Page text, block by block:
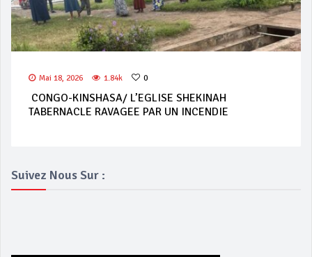
Mai 18, 2026 1.84k 0
CONGO-KINSHASA/ L’EGLISE SHEKINAH
TABERNACLE RAVAGEE PAR UN INCENDIE
Suivez Nous Sur :